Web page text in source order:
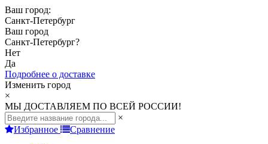
Ваш город:
Санкт-Петербург
Ваш город
Санкт-Петербург?
Нет
Да
Подробнее о доставке
Изменить город
×
МЫ ДОСТАВЛЯЕМ ПО ВСЕЙ РОССИИ!
×
Избранное
Сравнение